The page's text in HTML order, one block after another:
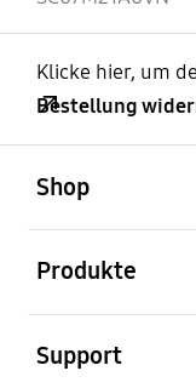
Klicke hier, um
Bestellung
Shop
Produkte
Support